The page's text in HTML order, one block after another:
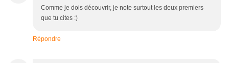
Comme je dois découvrir, je note surtout les deux premiers
que tu cites :)
Répondre